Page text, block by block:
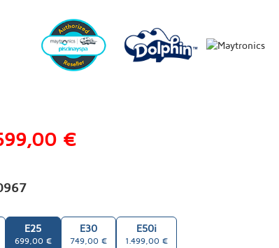
€
E25
699,00 €
E30
749,00 €
E50i
1.499,00 €